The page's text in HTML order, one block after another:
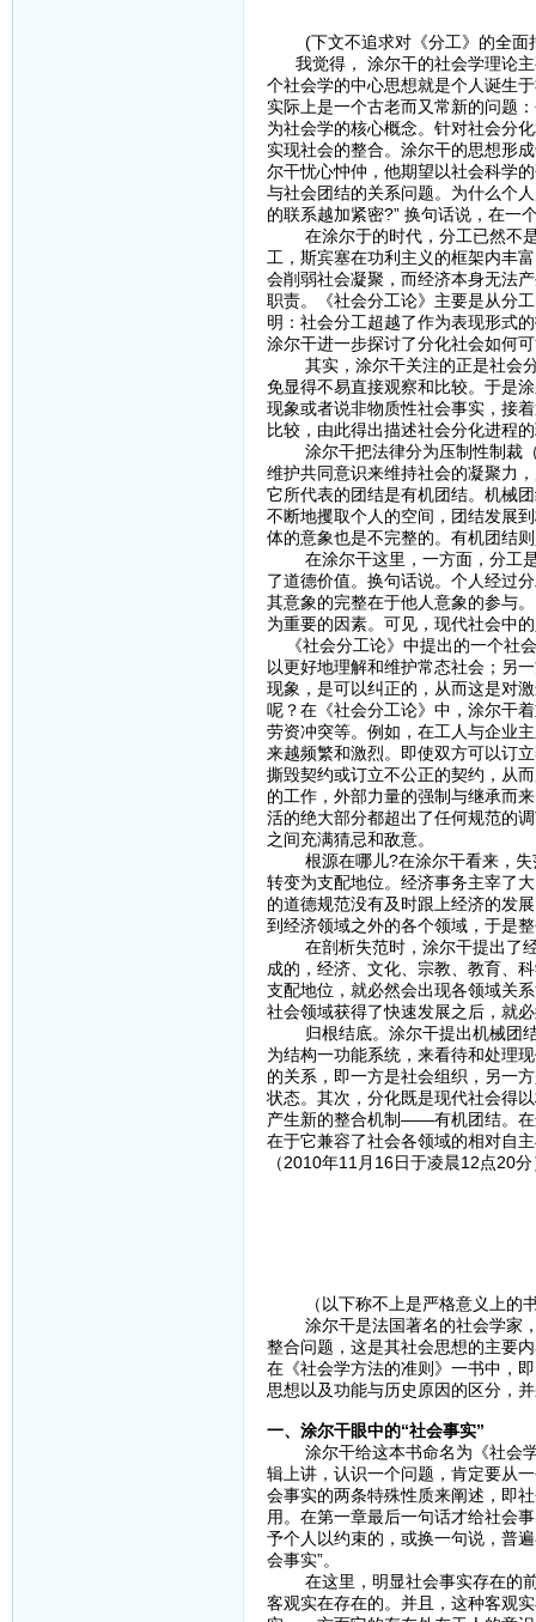
(下文不追求对《分工》的全面
我觉得， 涂尔干的社会学理论主
个社会学的中心思想就是个人诞生
实际上是一个古老而又常新的问题
为社会学的核心概念。针对社会分
实现社会的整合。涂尔干的思想形
尔干忧心忡仲，他期望以社会科学
与社会团结的关系问题。为什么个
的联系越加紧密?” 换句话说，在一
在涂尔于的时代，分工已然不是
工，斯宾塞在功利主义的框架内丰
会削弱社会凝聚，而经济本身无法
职责。《社会分工论》主要是从分
明：社会分工超越了作为表现形式
涂尔干进一步探讨了分化社会如何
其实，涂尔干关注的正是社会分
免显得不易直接观察和比较。于是
现象或者说非物质性社会事实，接
比较，由此得出描述社会分化进程
涂尔干把法律分为压制性制裁（
维护共同意识来维持社会的凝聚力
它所代表的团结是有机团结。机械
不断地攫取个人的空间，团结发展
体的意象也是不完整的。有机团结
在涂尔干这里，一方面，分工是
了道德价值。换句话说。个人经过
其意象的完整在于他人意象的参与
为重要的因素。可见，现代社会中
《社会分工论》中提出的一个社
以更好地理解和维护常态社会；另
现象，是可以纠正的，从而这是对
呢？在《社会分工论》中，涂尔干
劳资冲突等。例如，在工人与企业
来越频繁和激烈。即使双方可以订
撕毁契约或订立不公正的契约，从
的工作，外部力量的强制与继承而
活的绝大部分都超出了任何规范的
之间充满猜忌和敌意。
根源在哪儿?在涂尔干看来，失
转变为支配地位。经济事务主宰了
的道德规范没有及时跟上经济的发
到经济领域之外的各个领域，于是
在剖析失范时，涂尔干提出了经
成的，经济、文化、宗教、教育、
支配地位，就必然会出现各领域关
社会领域获得了快速发展之后，就
归根结底。涂尔干提出机械团结
为结构一功能系统，来看待和处理
的关系，即一方是社会组织，另一
状态。其次，分化既是现代社会得
产生新的整合机制——有机团结。在
在于它兼容了社会各领域的相对自
（2010年11月16日于凌晨12点20分
（以下称不上是严格意义上的书
涂尔干是法国著名的社会学家，
整合问题，这是其社会思想的主要
在《社会学方法的准则》一书中，
思想以及功能与历史原因的区分，
一、涂尔干眼中的“社会事实”
涂尔干给这本书命名为《社会学
辑上讲，认识一个问题，肯定要从
会事实的两条特殊性质来阐述，即
用。在第一章最后一句话才给社会
予个人以约束的，或换一句说，普
会事实”。
在这里，明显社会事实存在的前
客观实在存在的。并且，这种客观